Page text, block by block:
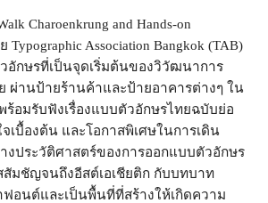
Charoenkrung and Hands-on
Typographic Association Bangkok (TAB)
อักษรที่เป็นจุดเริ่มต้นของวิวัฒนาการ
ผ่านป้ายร้านค้าและป้ายอาคารต่างๆ ใน
ร้อมรับฟังเรื่องแบบตัวอักษรไทยฉบับย่อ
เบื้องต้น และโอกาสพิเศษในการเดิน
ประวัติศาสตร์ของการออกแบบตัวอักษร
สัมชัญจนถึงอีสต์เอเชียติก กับบทบาท
อนต์และเป็นพื้นที่ที่สร้างให้เกิดความ